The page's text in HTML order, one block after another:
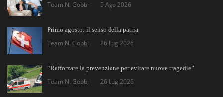
Team N. Gobbi 5 Ago 2026
Primo agosto: il senso della patria
Team N. Gobbi 26 Lug 2026
“Rafforzare la prevenzione per evitare nuove tragedie”
Team N. Gobbi 26 Lug 2026